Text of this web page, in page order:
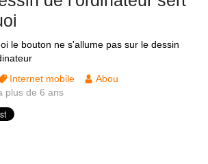
le bouton ne s'allume pas sur le dessin
Internet mobile
Abou
plus de 6 ans